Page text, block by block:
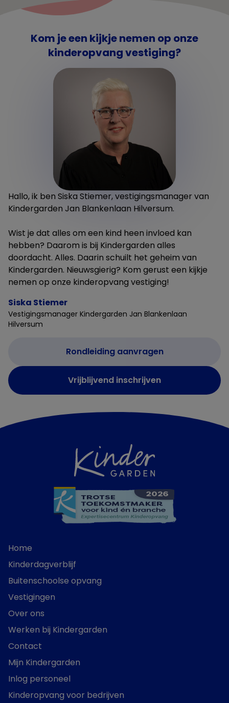
Kom je een kijkje nemen op onze
kinderopvang vestiging?
Hallo, ik ben Siska Stiemer, vestigingsmanager van
Kindergarden Jan Blankenlaan Hilversum.
Wist je dat alles om een kind heen invloed kan
hebben? Daarom is bij Kindergarden alles
doordacht. Alles. Daarin schuilt het geheim van
Kindergarden. Nieuwsgierig? Kom gerust een kijkje
nemen op onze kinderopvang vestiging!
Siska Stiemer
Vestigingsmanager Kindergarden Jan Blankenlaan
Hilversum
Rondleiding aanvragen
Vrijblijvend inschrijven
Home
Kinderdagverblijf
Buitenschoolse opvang
Vestigingen
Over ons
Werken bij Kindergarden
Contact
Mijn Kindergarden
Inlog personeel
Kinderopvang voor bedrijven